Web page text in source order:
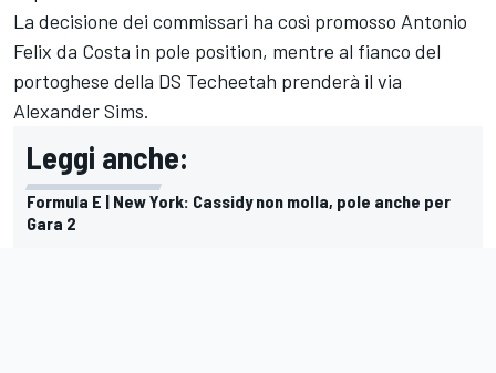
La decisione dei commissari ha così promosso Antonio
Felix da Costa in pole position, mentre al fianco del
portoghese della DS Techeetah prenderà il via
Alexander Sims.
Leggi anche:
Formula E | New York: Cassidy non molla, pole anche per
Gara 2